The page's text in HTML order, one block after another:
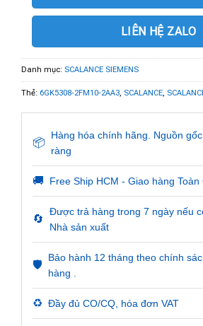
LIÊN HỆ ZALO
Danh mục: SCALANCE SIEMENS
Thẻ: 6GK5308-2FM10-2AA3, SCALANCE,
📦
Hàng hóa chính hãng. Nguồn
ràng
🚚 Free Ship HCM - Giao hàng Toàn
🔄
Được trả hàng trong 7 ngày nếu
Nhà sản xuất
🛡️
Bảo hành 12 tháng theo chính
hàng .
♻️ Đầy đủ CO/CQ, hóa đơn VAT